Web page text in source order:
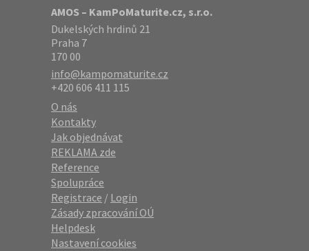
AMOS – KamPoMaturite.cz, s.r.o.
Dukelských hrdinů 21
Praha 7
170 00
info@kampomaturite.cz
+420 606 411 115
O nás
Kontakty
Jak objednávat
REKLAMA zde
Reference
Spolupráce
Registrace / Login
Zásady zpracování OÚ
Helpdesk
Nastavení cookies